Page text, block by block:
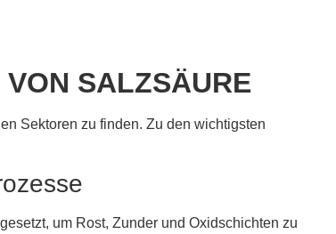
SALZSÄURE
Sektoren zu finden. Zu den wichtigsten
um Rost, Zunder und Oxidschichten zu